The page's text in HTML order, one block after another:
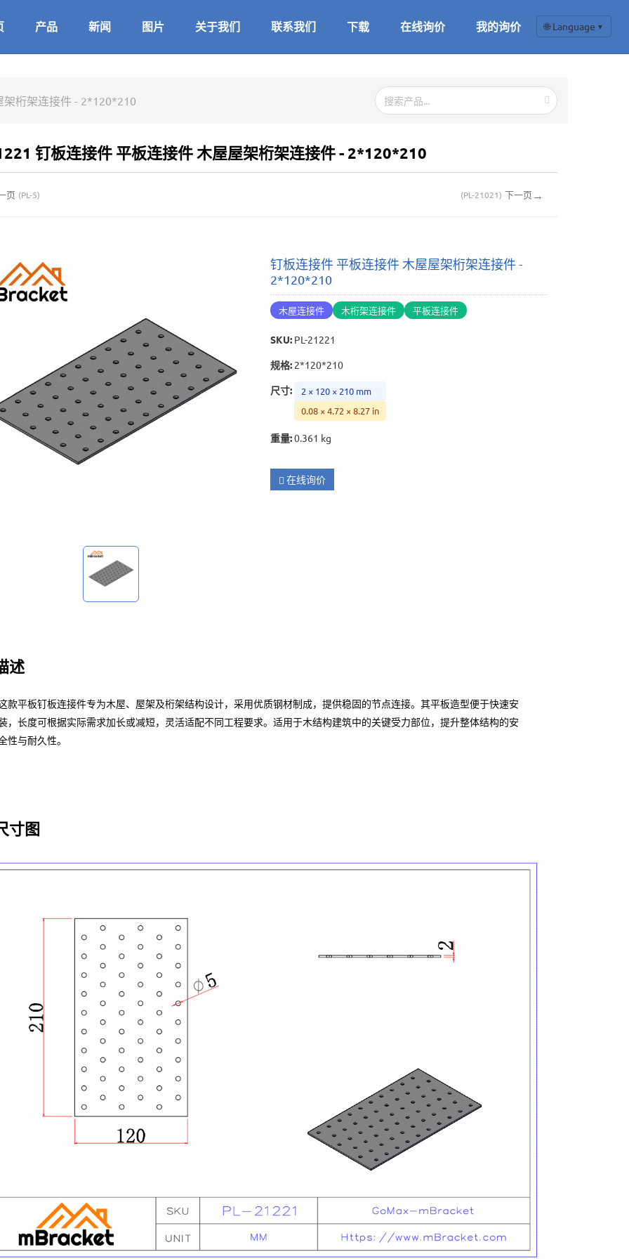
产品 新闻 图片 关于我们 联系我们 下载 在线询价 我的询价 🌐 Language ▼
桁架连接件 - 2*120*210
钉板连接件 平板连接件 木屋屋架桁架连接件 - 2*120*210
页 (PL-5) (PL-21021) 下一页 →
钉板连接件 平板连接件 木屋屋架桁架连接件 -
2*120*210
木屋连接件 木桁架连接件 平板连接件
SKU: PL-21221
规格: 2*120*210
尺寸:
2 × 120 × 210 mm
0.08 × 4.72 × 8.27 in
重量:0.361 kg
在线询价
述
款平板钉板连接件专为木屋、屋架及桁架结构设计，采用优质钢材制成，提供稳固的节点连接。其平板造型便于快速安
，长度可根据实际需求加长或减短，灵活适配不同工程要求。适用于木结构建筑中的关键受力部位，提升整体结构的安
性与耐久性。
寸图